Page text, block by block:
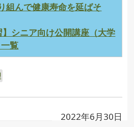
組んで健康寿命を延ばそ
】シニア向け公開講座（大学
覧
2022年6月30日